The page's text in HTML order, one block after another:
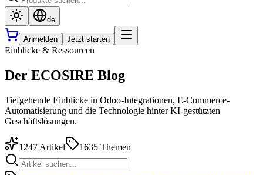
de
Anmelden Jetzt starten
Einblicke & Ressourcen
Der ECOSIRE Blog
Tiefgehende Einblicke in Odoo-Integrationen, E-Commerce-
Automatisierung und die Technologie hinter KI-gestützten
Geschäftslösungen.
1247 Artikel 1635 Themen